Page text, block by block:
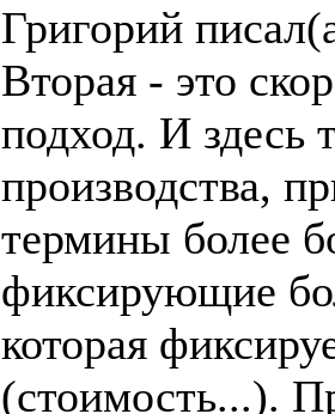
Григорий
Вторая - это
подход. И здесь
производства,
термины более
фиксирующие
которая
(стоимость...).